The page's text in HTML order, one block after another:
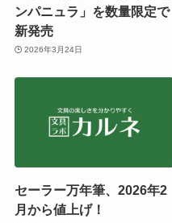
ンパニュラ」を数量限定で
新発売
2026年3月24日
セーラー万年筆、2026年2
月から値上げ！